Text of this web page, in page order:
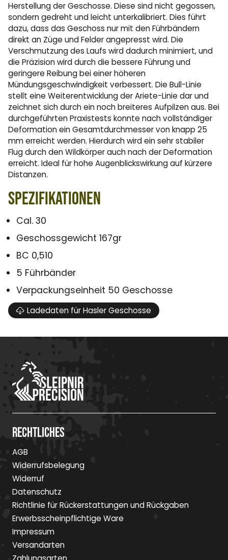
Herstellung der Geschosse. Diese sind nicht gegossen,
sondern gedreht und leicht unterkalibriert. Dies führt
dazu, dass das Geschoss nur mit den Führbändern
direkt an Züge und Felder angepresst wird. Die
Verschmutzung des Laufs wird dadurch minimiert, und
die Präzision wird durch die bessere Führung und
geringere Reibung bei einer höheren
Mündungsgeschwindigkeit verbessert. Die Bull-Linie
stellt eine Weiterentwicklung der Ariete-Linie dar und
zeichnet sich durch ein noch breiteres Aufpilzen aus. Bei
durchgeführten Praxistests konnte nach vollständiger
Deformation ein Gesamtdurchmesser von knapp 25
mm erreicht werden. Hierdurch wird ein sehr stabiler
Flug durch den Wildkörper auch nach der Deformation
erreicht. Ideal für hohe Augenblickswirkung auf kürzere
Distanzen.
Spezifikationen
Cal. 30
Geschossgewicht 167gr
BC 0,510
5 Führbänder
Verpackungseinheit 50 Geschosse
Ladedaten für Hasler Geschosse
Rechtliches
AGB
Widerrufsbelegung
Widerruf
Datenschutz
Richtlinie für Rückerstattungen und Rückgaben
Erwerbsscheinpflichtige Ware
Impressum
Versandarten